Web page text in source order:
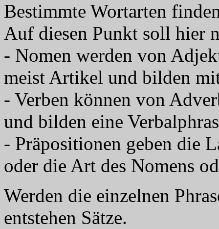
Bestimmte Wortarten
Auf diesen Punkt soll hier
- Nomen werden von
meist Artikel und bilden
- Verben können von
und bilden eine
- Präpositionen geben die
oder die Art des Nomens
Werden die einzelnen
entstehen Sätze.